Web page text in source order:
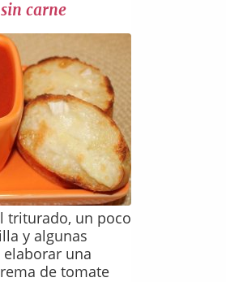
carne
triturado, un poco
y algunas
una
de tomate